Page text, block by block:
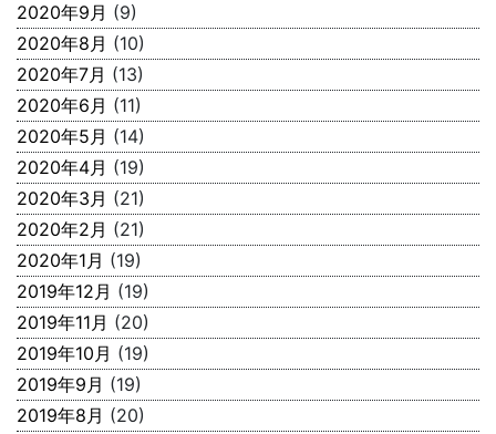
2020年9月 (9)
2020年8月 (10)
2020年7月 (13)
2020年6月 (11)
2020年5月 (14)
2020年4月 (19)
2020年3月 (21)
2020年2月 (21)
2020年1月 (19)
2019年12月 (19)
2019年11月 (20)
2019年10月 (19)
2019年9月 (19)
2019年8月 (20)